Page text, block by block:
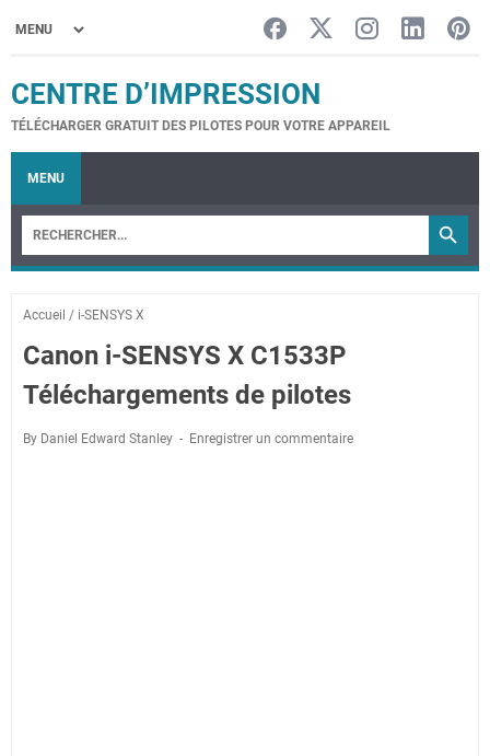
CENTRE D’IMPRESSION
TÉLÉCHARGER GRATUIT DES PILOTES POUR VOTRE APPAREIL
MENU
Accueil / i-SENSYS X
Canon i-SENSYS X C1533P
Téléchargements de pilotes
By Daniel Edward Stanley Enregistrer un commentaire